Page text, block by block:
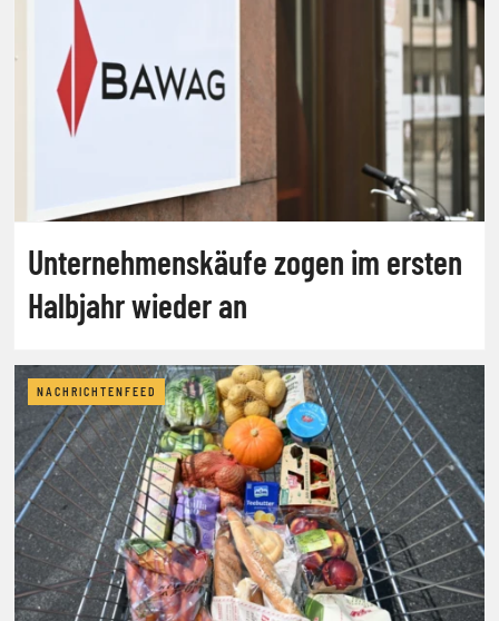
Unternehmenskäufe zogen im ersten
Halbjahr wieder an
NACHRICHTENFEED